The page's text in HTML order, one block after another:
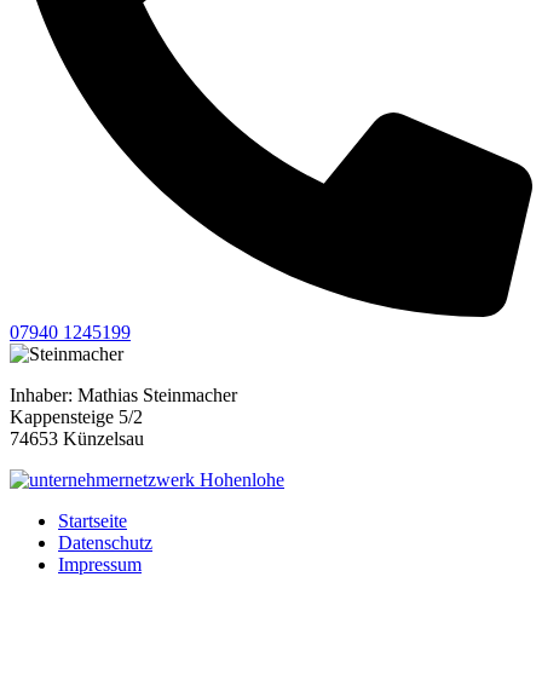
07940 1245199
Inhaber: Mathias Steinmacher
Kappensteige 5/2
74653 Künzelsau
Startseite
Datenschutz
Impressum